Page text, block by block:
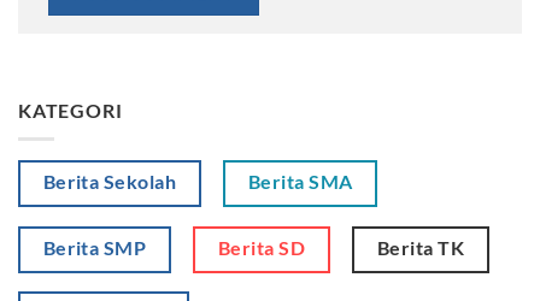
KATEGORI
Berita Sekolah Berita SMA
Berita SMP Berita SD Berita TK